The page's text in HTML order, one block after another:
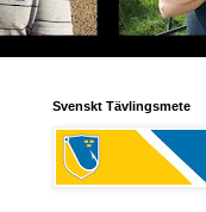
Svenskt Tävlingsmete